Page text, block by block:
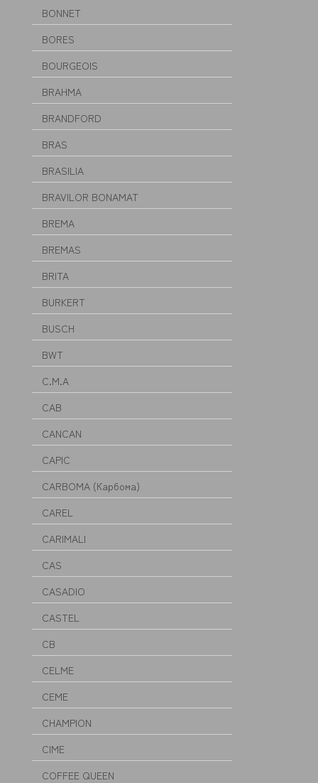
BONNET
BORES
BOURGEOIS
BRAHMA
BRANDFORD
BRAS
BRASILIA
BRAVILOR BONAMAT
BREMA
BREMAS
BRITA
BURKERT
BUSCH
BWT
C.M.A
CAB
CANCAN
CAPIC
CARBOMA (Карбома)
CAREL
CARIMALI
CAS
CASADIO
CASTEL
CB
CELME
CEME
CHAMPION
CIME
COFFEE QUEEN